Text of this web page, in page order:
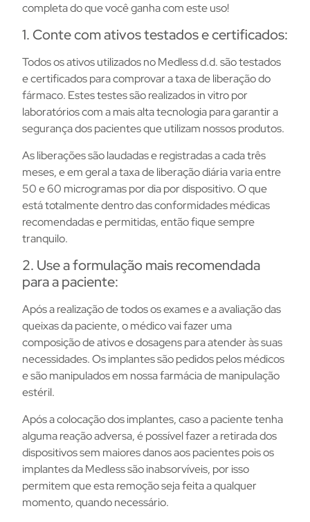
completa do que você ganha com este uso!
1. Conte com ativos testados e certificados:
Todos os ativos utilizados no Medless d.d. são testados
e certificados para comprovar a taxa de liberação do
fármaco. Estes testes são realizados in vitro por
laboratórios com a mais alta tecnologia para garantir a
segurança dos pacientes que utilizam nossos produtos.
As liberações são laudadas e registradas a cada três
meses, e em geral a taxa de liberação diária varia entre
50 e 60 microgramas por dia por dispositivo. O que
está totalmente dentro das conformidades médicas
recomendadas e permitidas, então fique sempre
tranquilo.
2. Use a formulação mais recomendada
para a paciente:
Após a realização de todos os exames e a avaliação das
queixas da paciente, o médico vai fazer uma
composição de ativos e dosagens para atender às suas
necessidades. Os implantes são pedidos pelos médicos
e são manipulados em nossa farmácia de manipulação
estéril.
Após a colocação dos implantes, caso a paciente tenha
alguma reação adversa, é possível fazer a retirada dos
dispositivos sem maiores danos aos pacientes pois os
implantes da Medless são inabsorvíveis, por isso
permitem que esta remoção seja feita a qualquer
momento, quando necessário.